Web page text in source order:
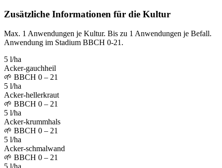
Zusätzliche Informationen für die Kultur
Max. 1 Anwendungen je Kultur. Bis zu 1 Anwendungen je Befall.
Anwendung im Stadium BBCH 0-21.
5 l/ha
Acker-gauchheil
🌱 BBCH 0 – 21
5 l/ha
Acker-hellerkraut
🌱 BBCH 0 – 21
5 l/ha
Acker-krummhals
🌱 BBCH 0 – 21
5 l/ha
Acker-schmalwand
🌱 BBCH 0 – 21
5 l/ha